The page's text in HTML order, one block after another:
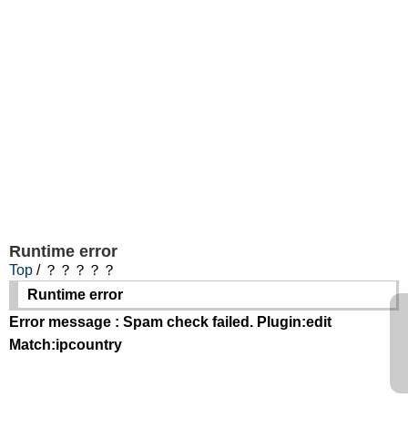
Runtime error
Top / ？？？？？
Runtime error
Error message : Spam check failed. Plugin:edit
Match:ipcountry